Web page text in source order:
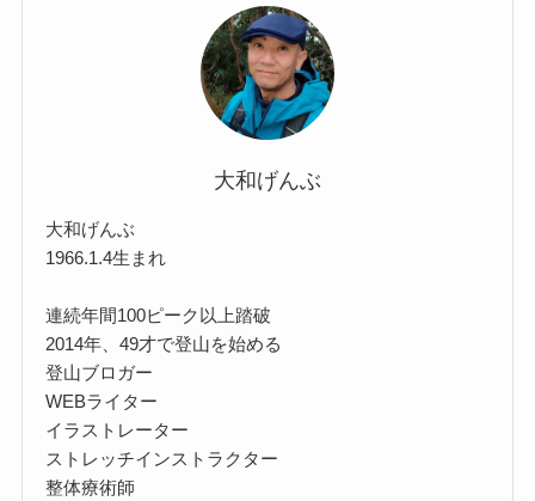
大和げんぶ
大和げんぶ
1966.1.4生まれ
連続年間100ピーク以上踏破
2014年、49才で登山を始める
登山ブロガー
WEBライター
イラストレーター
ストレッチインストラクター
整体療術師